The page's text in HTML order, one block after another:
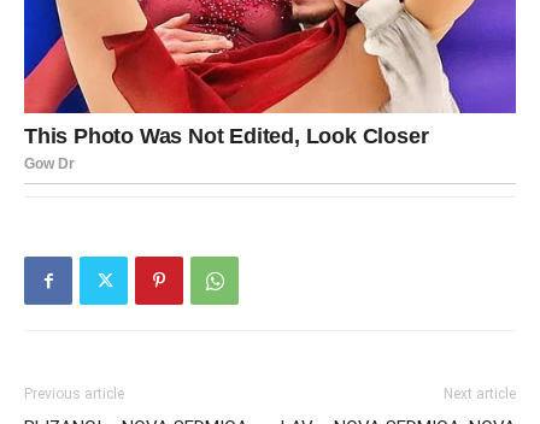
Previous article Next article